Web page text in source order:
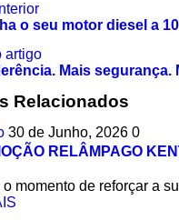
o seu motor diesel a
artigo
Mais segurança.
Relacionados
30 de Junho, 2026 0
RELÂMPAGO
momento de reforçar a